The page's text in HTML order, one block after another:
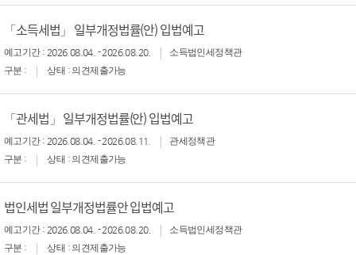
「소득세법」 일부개정법률(안) 입법예고
예고기간 : 2026.08.04. - 2026.08.20.
소득법인세정책관
구분 :
상태 : 의견제출가능
「관세법」 일부개정법률(안) 입법예고
예고기간 : 2026.08.04. - 2026.08.11.
관세정책관
구분 :
상태 : 의견제출가능
법인세법 일부개정법률안 입법예고
예고기간 : 2026.08.04. - 2026.08.20.
소득법인세정책관
구분 :
상태 : 의견제출가능